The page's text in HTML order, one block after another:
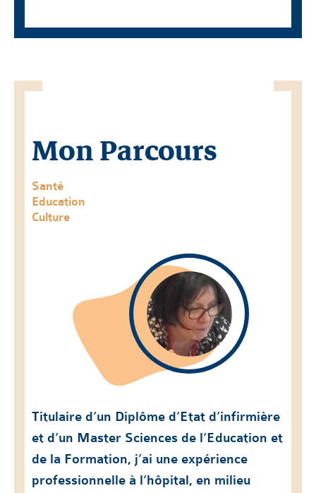
Mon Parcours
Santé
Education
Culture
Titulaire d’un Diplôme d’Etat d’infirmière
et d’un Master Sciences de l’Education et
de la Formation, j’ai une expérience
professionnelle à l’hôpital, en milieu